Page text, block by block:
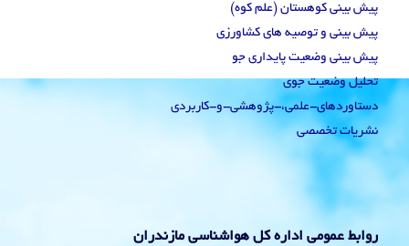
پیش بینی کوهستان (علم کوه)
پیش بینی و توصیه های کشاورزی
پیش بینی وضعیت پایداری جو
تحلیل وضعیت جوی
دستاوردهای-علمی،-پژوهشی-و-کاربردی
نشریات تخصصی
روابط عمومی اداره کل هواشناسی مازندران